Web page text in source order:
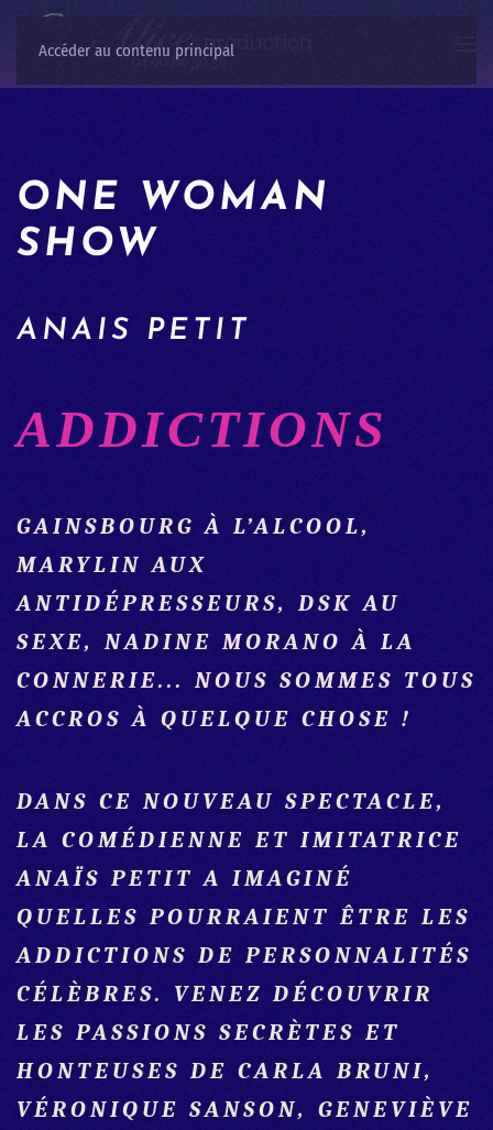
Accéder au contenu principal
ONE WOMAN
SHOW
ANAIS PETIT
ADDICTIONS
GAINSBOURG À L’ALCOOL,
MARYLIN AUX
ANTIDÉPRESSEURS, DSK AU
SEXE, NADINE MORANO À LA
CONNERIE... NOUS SOMMES TOUS
ACCROS À QUELQUE CHOSE !
DANS CE NOUVEAU SPECTACLE,
LA COMÉDIENNE ET IMITATRICE
ANAÏS PETIT A IMAGINÉ
QUELLES POURRAIENT ÊTRE LES
ADDICTIONS DE PERSONNALITÉS
CÉLÈBRES. VENEZ DÉCOUVRIR
LES PASSIONS SECRÈTES ET
HONTEUSES DE CARLA BRUNI,
VÉRONIQUE SANSON, GENEVIÈVE